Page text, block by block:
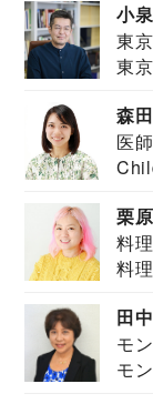
小
東
東
森
医
栗
料
料
田
モ
ズ
モ